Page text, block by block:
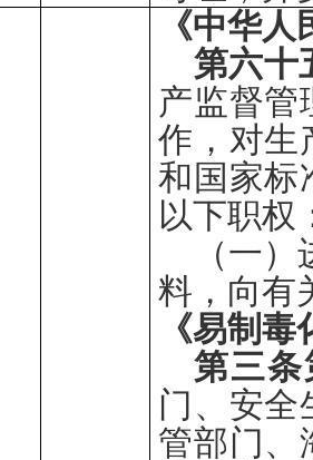
《中华
第六十
产监督管
作，对生
和国家标
以下职权
（一
料，向有
《易制
第三
门、安全
管部门、